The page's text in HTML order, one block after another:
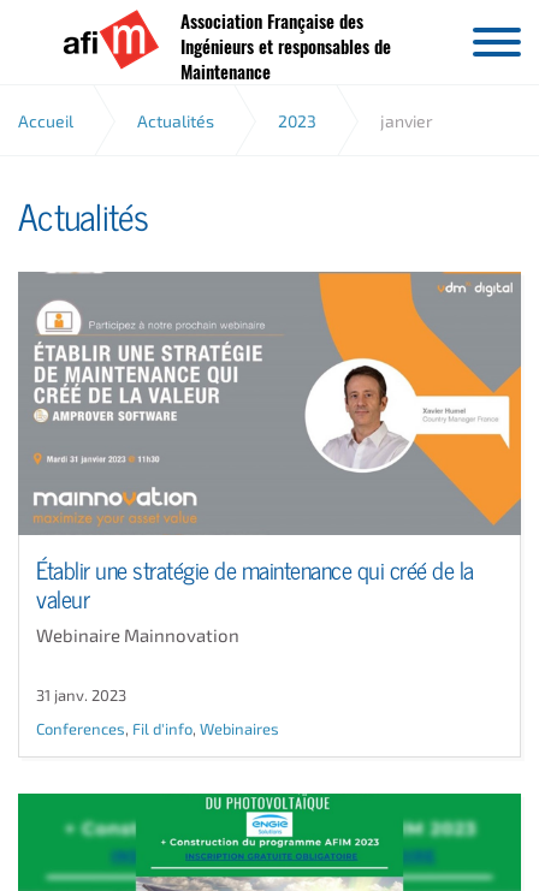
Aller au contenu
Association Française des
Ingénieurs et responsables de
Maintenance
Accueil Actualités 2023 janvier
Actualités
Établir une stratégie de maintenance qui créé de la
valeur
Webinaire Mainnovation
31 janv. 2023
Conferences, Fil d'info, Webinaires